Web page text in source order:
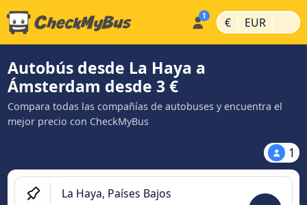
€ | EUR |
Autobús desde La Haya a
Ámsterdam desde 3 €
Compara todas las compañías de autobuses y encuentra el
mejor precio con CheckMyBus
1